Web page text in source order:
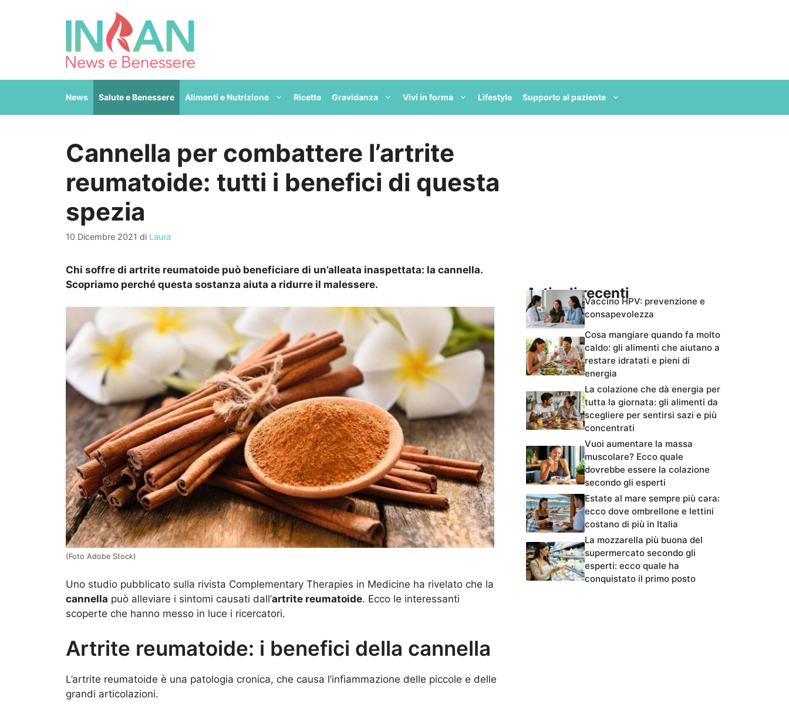
News Salute e Benessere Alimenti e Nutrizione Ricette Gravidanza Vivi in forma Lifestyle Supporto al paziente
Cannella per combattere l’artrite
reumatoide: tutti i benefici di questa
spezia
10 Dicembre 2021 di Laura
Chi soffre di artrite reumatoide può beneficiare di un’alleata inaspettata: la cannella.
Scopriamo perché questa sostanza aiuta a ridurre il malessere.
(Foto Adobe Stock)
Uno studio pubblicato sulla rivista Complementary Therapies in Medicine ha rivelato che la
cannella può alleviare i sintomi causati dall’artrite reumatoide. Ecco le interessanti
scoperte che hanno messo in luce i ricercatori.
Artrite reumatoide: i benefici della cannella
L’artrite reumatoide è una patologia cronica, che causa l’infiammazione delle piccole e delle
grandi articolazioni.
Articoli recentiVaccino HPV: prevenzione e
consapevolezza
Cosa mangiare quando fa molto
caldo: gli alimenti che aiutano a
restare idratati e pieni di
energia
La colazione che dà energia per
tutta la giornata: gli alimenti da
scegliere per sentirsi sazi e più
concentrati
Vuoi aumentare la massa
muscolare? Ecco quale
dovrebbe essere la colazione
secondo gli esperti
Estate al mare sempre più cara:
ecco dove ombrellone e lettini
costano di più in Italia
La mozzarella più buona del
supermercato secondo gli
esperti: ecco quale ha
conquistato il primo posto